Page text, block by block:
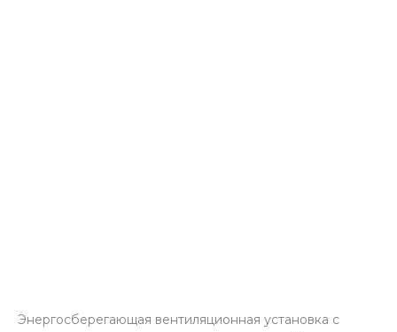
Энергосберегающая вентиляционная установка с